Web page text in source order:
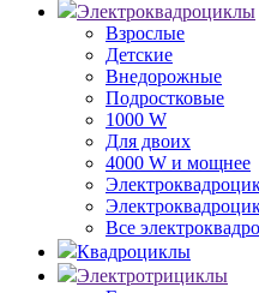
Электроквадроциклы
Взрослые
Детские
Внедорожные
Подростковые
1000 W
Для двоих
4000 W и мощнее
Все
Квадроциклы
Электротрициклы